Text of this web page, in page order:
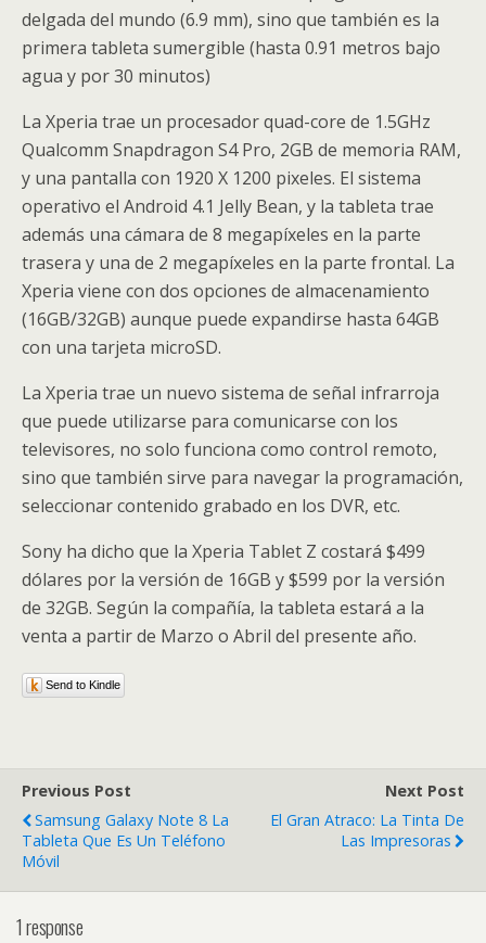
delgada del mundo (6.9 mm), sino que también es la
primera tableta sumergible (hasta 0.91 metros bajo
agua y por 30 minutos)
La Xperia trae un procesador quad-core de 1.5GHz
Qualcomm Snapdragon S4 Pro, 2GB de memoria RAM,
y una pantalla con 1920 X 1200 pixeles. El sistema
operativo el Android 4.1 Jelly Bean, y la tableta trae
además una cámara de 8 megapíxeles en la parte
trasera y una de 2 megapíxeles en la parte frontal. La
Xperia viene con dos opciones de almacenamiento
(16GB/32GB) aunque puede expandirse hasta 64GB
con una tarjeta microSD.
La Xperia trae un nuevo sistema de señal infrarroja
que puede utilizarse para comunicarse con los
televisores, no solo funciona como control remoto,
sino que también sirve para navegar la programación,
seleccionar contenido grabado en los DVR, etc.
Sony ha dicho que la Xperia Tablet Z costará $499
dólares por la versión de 16GB y $599 por la versión
de 32GB. Según la compañía, la tableta estará a la
venta a partir de Marzo o Abril del presente año.
Send to Kindle
Previous Post
Samsung Galaxy Note 8 La
Tableta Que Es Un Teléfono
Móvil
Next Post
El Gran Atraco: La Tinta De
Las Impresoras
1 response